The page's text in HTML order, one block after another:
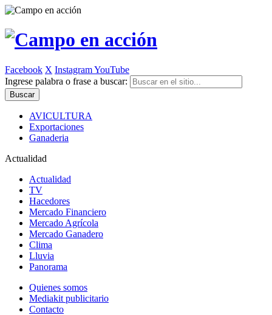
Facebook X InstagramYouTube
Ingrese palabra o frase a buscar:
AVICULTURA
Exportaciones
Ganaderia
Actualidad
Actualidad
TV
Hacedores
Mercado Financiero
Mercado Agrícola
Mercado Ganadero
Clima
Lluvia
Panorama
Quienes somos
Mediakit publicitario
Contacto